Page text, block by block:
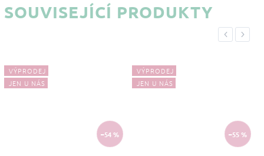
SOUVISEJÍCÍ PRODUKTY
Previous
VÝPRODEJ
JEN U NÁS
–54 %
VÝPRODEJ
JEN U NÁS
–55 %
Next